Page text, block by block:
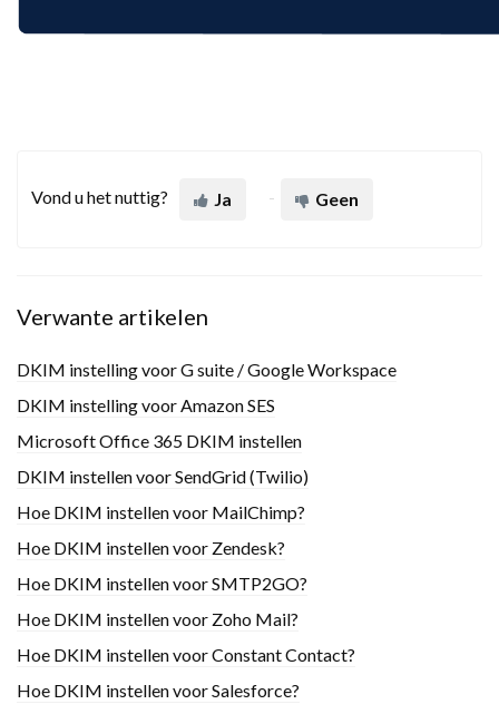
Vond u het nuttig? Ja Geen
Verwante artikelen
DKIM instelling voor G suite / Google Workspace
DKIM instelling voor Amazon SES
Microsoft Office 365 DKIM instellen
DKIM instellen voor SendGrid (Twilio)
Hoe DKIM instellen voor MailChimp?
Hoe DKIM instellen voor Zendesk?
Hoe DKIM instellen voor SMTP2GO?
Hoe DKIM instellen voor Zoho Mail?
Hoe DKIM instellen voor Constant Contact?
Hoe DKIM instellen voor Salesforce?